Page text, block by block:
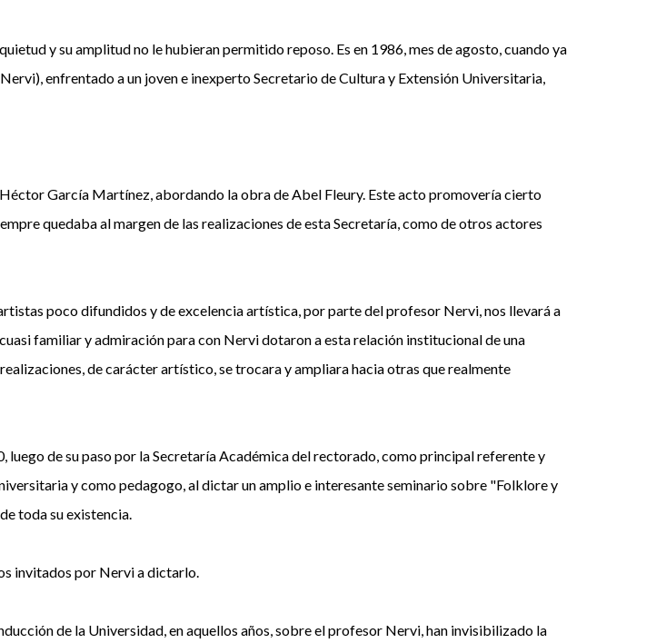
y su amplitud no le hubieran permitido reposo. Es en 1986, mes de agosto, cuando ya
enfrentado a un joven e inexperto Secretario de Cultura y Extensión Universitaria,
García Martínez, abordando la obra de Abel Fleury. Este acto promovería cierto
quedaba al margen de las realizaciones de esta Secretaría, como de otros actores
poco difundidos y de excelencia artística, por parte del profesor Nervi, nos llevará a
familiar y admiración para con Nervi dotaron a esta relación institucional de una
de carácter artístico, se trocara y ampliara hacia otras que realmente
luego de su paso por la Secretaría Académica del rectorado, como principal referente y
y como pedagogo, al dictar un amplio e interesante seminario sobre "Folklore y
toda su existencia.
invitados por Nervi a dictarlo.
de la Universidad, en aquellos años, sobre el profesor Nervi, han invisibilizado la